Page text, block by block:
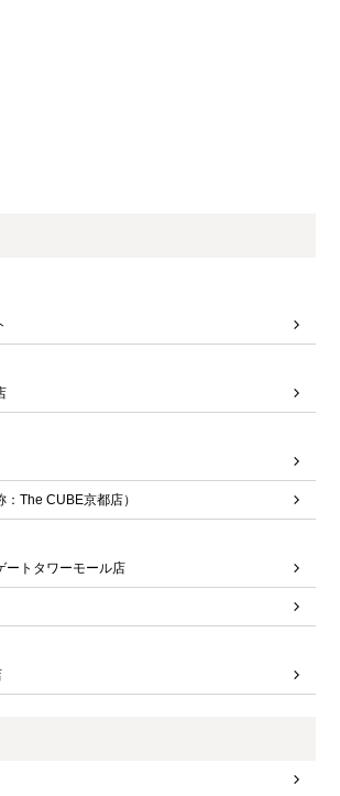
The CUBE京都店）
ートタワーモール店